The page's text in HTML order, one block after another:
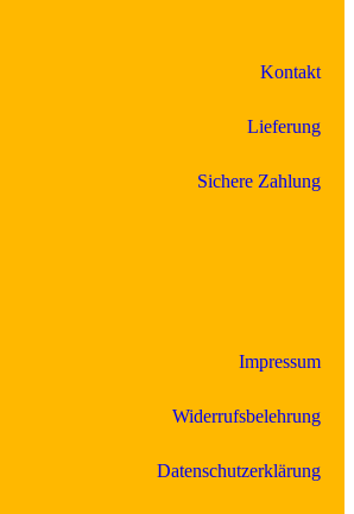
Kontakt
Lieferung
Sichere Zahlung
Impressum
Widerrufsbelehrung
Datenschutzerklärung